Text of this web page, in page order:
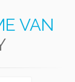
VAN